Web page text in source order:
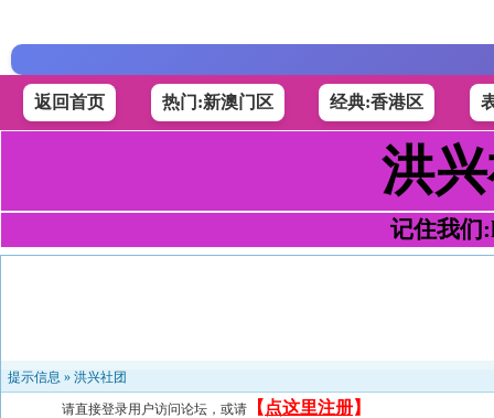
返回首页 热门:新澳门区 经典:香港区
洪
记住我们
提示信息 » 洪兴社团
请直接登录用户访问论坛，或请 【 点这里注册】